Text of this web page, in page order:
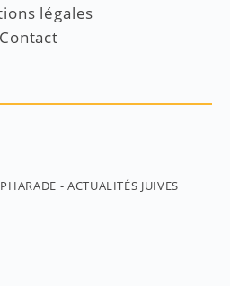
légales
Contact
- ACTUALITÉS JUIVES